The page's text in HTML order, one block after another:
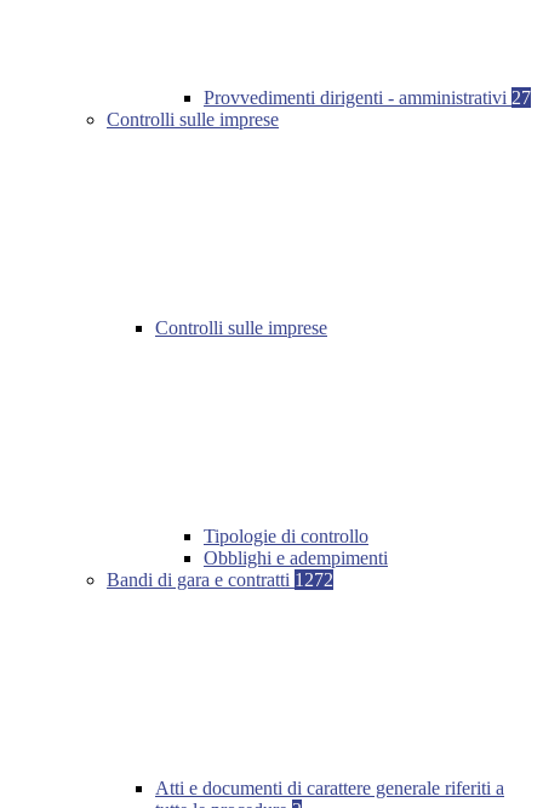
Provvedimenti dirigenti - amministrativi 27
Controlli sulle imprese
Controlli sulle imprese
Tipologie di controllo
Obblighi e adempimenti
Bandi di gara e contratti 1272
Atti e documenti di carattere generale riferiti a